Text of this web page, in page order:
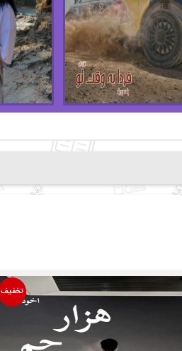
تخفیف